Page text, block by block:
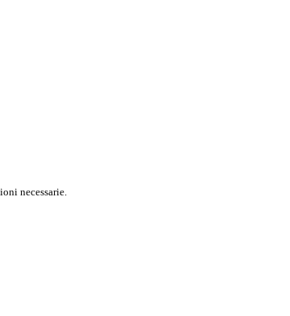
necessarie.